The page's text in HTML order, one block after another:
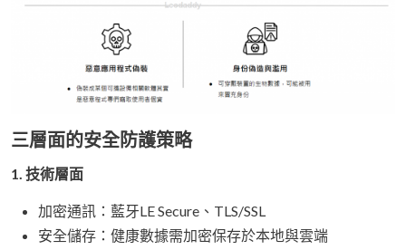
三層面的安全防護策略
1. 技術層面
加密通訊：藍牙LE Secure、TLS/SSL
安全儲存：健康數據需加密保存於本地與雲端